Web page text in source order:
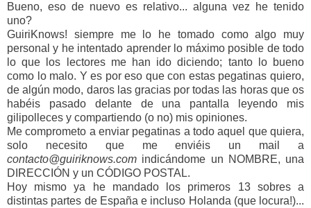
Bueno, eso de nuevo es relativo... alguna vez he tenido
uno?
GuiriKnows! siempre me lo he tomado como algo muy
personal y he intentado aprender lo máximo posible de todo
lo que los lectores me han ido diciendo; tanto lo bueno
como lo malo. Y es por eso que con estas pegatinas quiero,
de algún modo, daros las gracias por todas las horas que os
habéis pasado delante de una pantalla leyendo mis
gilipolleces y compartiendo (o no) mis opiniones.
Me comprometo a enviar pegatinas a todo aquel que quiera,
solo necesito que me enviéis un mail a
contacto@guiriknows.com indicándome un NOMBRE, una
DIRECCIÓN y un CÓDIGO POSTAL.
Hoy mismo ya he mandado los primeros 13 sobres a
distintas partes de España e incluso Holanda (que locura!)...